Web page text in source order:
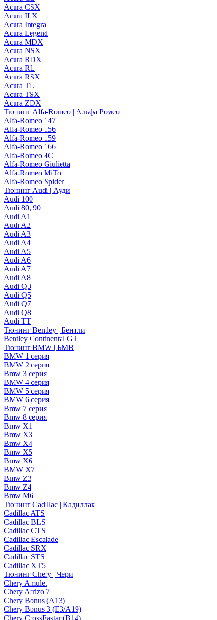
Acura CSX
Acura ILX
Acura Integra
Acura Legend
Acura MDX
Acura NSX
Acura RDX
Acura RL
Acura RSX
Acura TL
Acura TSX
Acura ZDX
Тюнинг Alfa-Romeo | Альфа Ромео
Alfa-Romeo 147
Alfa-Romeo 156
Alfa-Romeo 159
Alfa-Romeo 166
Alfa-Romeo 4C
Alfa-Romeo Giulietta
Alfa-Romeo MiTo
Alfa-Romeo Spider
Тюнинг Audi | Ауди
Audi 100
Audi 80, 90
Audi A1
Audi A2
Audi A3
Audi A4
Audi A5
Audi A6
Audi A7
Audi A8
Audi Q3
Audi Q5
Audi Q7
Audi Q8
Audi TT
Тюнинг Bentley | Бентли
Bentley Continental GT
Тюнинг BMW | БМВ
BMW 1 серия
BMW 2 серия
Bmw 3 серия
BMW 4 серия
BMW 5 серия
BMW 6 серия
Bmw 7 серия
Bmw 8 серия
Bmw X1
Bmw X3
Bmw X4
Bmw X5
Bmw X6
BMW X7
Bmw Z3
Bmw Z4
Bmw М6
Тюнинг Cadillac | Кадиллак
Cadillac ATS
Cadillac BLS
Cadillac CTS
Cadillac Escalade
Cadillac SRX
Cadillac STS
Cadillac XT5
Тюнинг Chery | Чери
Chery Amulet
Chery Arrizo 7
Chery Bonus (A13)
Chery Bonus 3 (E3/A19)
Chery CrossEastar (B14)